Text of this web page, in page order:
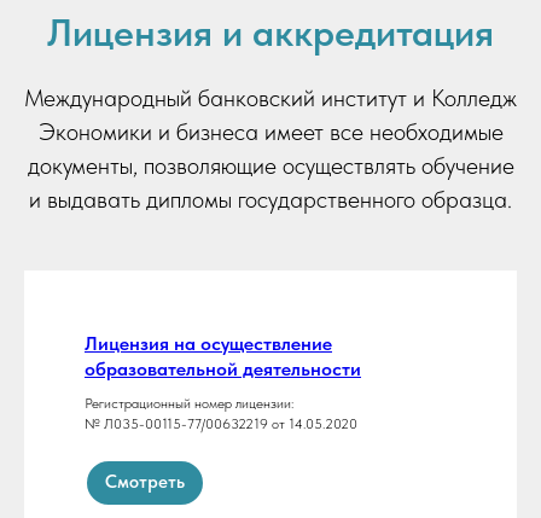
Лицензия и аккредитация
Международный банковский институт и Колледж
Экономики и бизнеса имеет все необходимые
документы, позволяющие осуществлять обучение
и выдавать дипломы государственного образца.
Лицензия на осуществление
образовательной деятельности
Регистрационный номер лицензии:
№ Л035-00115-77/00632219 от 14.05.2020
Смотреть